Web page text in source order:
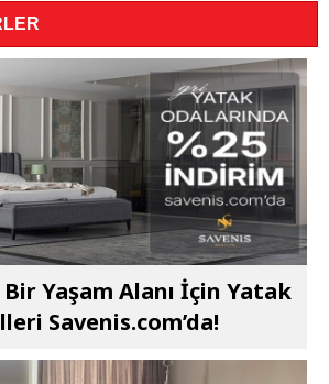
Bir Yaşam Alanı İçin Yatak
Savenis.com’da!